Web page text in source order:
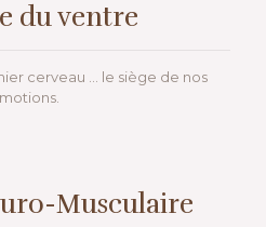
du ventre
cerveau ... le siège de nos
Musculaire